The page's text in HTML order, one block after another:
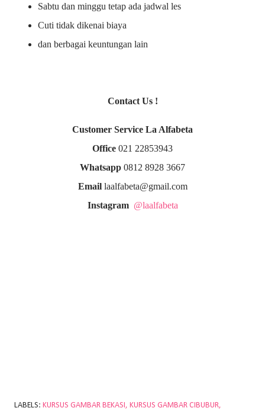
Sabtu dan minggu tetap ada jadwal les
Cuti tidak dikenai biaya
dan berbagai keuntungan lain
Contact Us !
Customer Service La Alfabeta
Office 021 22853943
Whatsapp 0812 8928 3667
Emaillaalfabeta@gmail.com
Instagram @laalfabeta
LABELS: KURSUS GAMBAR BEKASI KURSUS GAMBAR CIBUBUR